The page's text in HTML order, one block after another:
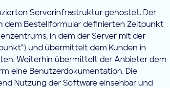
Serverinfrastruktur gehostet. Der
dem Bestellformular definierten Zeitpunkt
in dem der Server mit der
und übermittelt dem Kunden in
Weiterhin übermittelt der Anbieter dem
eine Benutzerdokumentation. Die
Nutzung der Software einsehbar und